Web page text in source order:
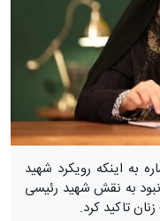
به اینکه رویکرد شهید
به نقش شهید رئیسی
تاکید کرد.